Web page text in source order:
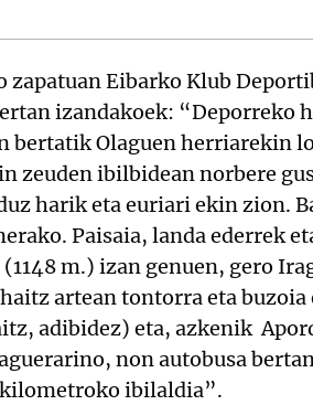
zapatuan Eibarko Klub
izandakoek: “Deporreko
bertatik Olaguen herriarekin
zeuden ibilbidean norbere
harik eta euriari ekin zion.
Paisaia, landa ederrek
m.) izan genuen, gero
artean tontorra eta
adibidez) eta, azkenik
non autobusa
ibilaldia”.